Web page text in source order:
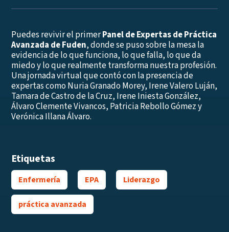
Puedes revivir el primerPanel de Expertas de Práctica
Avanzada de Fuden, donde se puso sobre la mesa la
evidencia de lo que funciona, lo que falla, lo que da
miedo y lo que realmente transforma nuestra profesión.
Una jornada virtual que contó con la presencia de
expertas como Nuria Granado Morey, Irene Valero Luján,
Tamara de Castro de la Cruz, Irene Iniesta González,
Álvaro Clemente Vivancos, Patricia Rebollo Gómez y
Verónica Illana Álvaro.
Etiquetas
Enfermería EPA Liderazgo
práctica avanzada